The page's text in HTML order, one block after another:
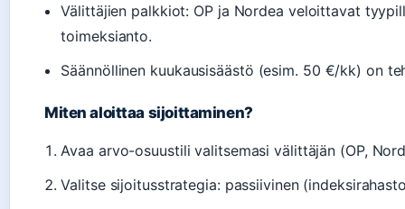
Välittäjien palkkiot: OP ja Nordea veloittavat
toimeksianto.
Säännöllinen kuukausisäästö (esim. 50 €/kk) on
Miten aloittaa sijoittaminen?
Avaa arvo-osuustili valitsemasi välittäjän (OP,
Valitse sijoitusstrategia: passiivinen